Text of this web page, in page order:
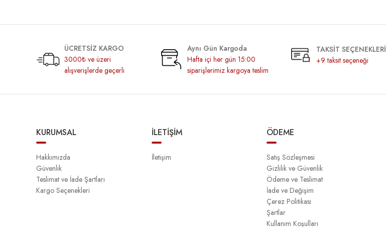
ÜCRETSİZ KARGO
3000₺ ve üzeri
alışverişlerde geçerli
Aynı Gün Kargoda
Hafta içi her gün 15:00
siparişlerimiz kargoya teslim
TAKSİT SEÇENEKLERİ
+9 taksit seçeneği
KURUMSAL
Hakkımızda
Güvenlik
Teslimat ve İade Şartları
Kargo Seçenekleri
İLETİŞİM
İletişim
ÖDEME
Satış Sözleşmesi
Gizlilik ve Güvenlik
Ödeme ve Teslimat
İade ve Değişim
Çerez Politikası
Şartlar
Kullanım Koşulları